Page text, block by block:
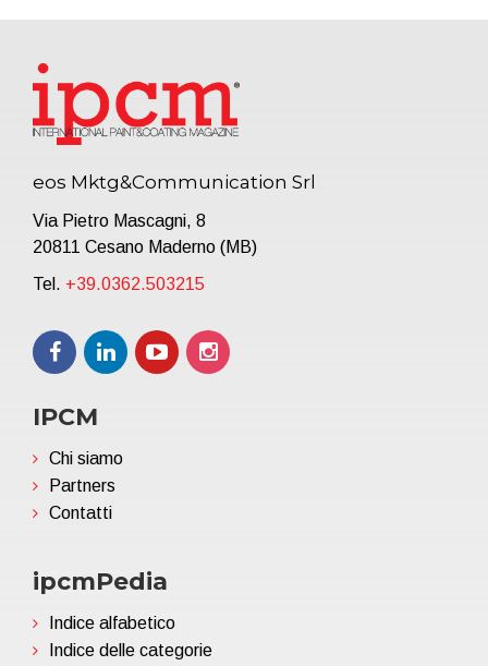
eos Mktg&Communication Srl
Via Pietro Mascagni, 8
20811 Cesano Maderno (MB)
Tel. +39.0362.503215
IPCM
Chi siamo
Partners
Contatti
ipcmPedia
Indice alfabetico
Indice delle categorie